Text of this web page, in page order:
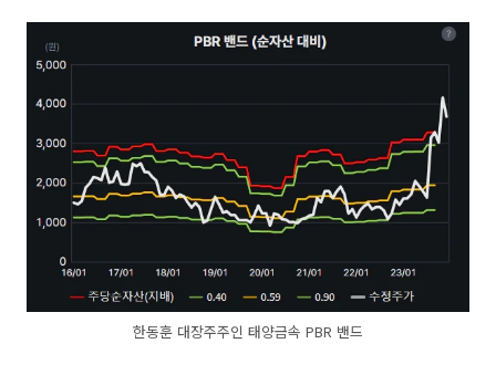
한동훈 대장주주인 태양금속 PBR 밴드